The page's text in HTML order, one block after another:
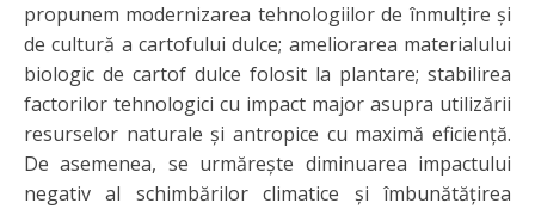
propunem modernizarea tehnologiilor de înmulțire și
de cultură a cartofului dulce; ameliorarea materialului
biologic de cartof dulce folosit la plantare; stabilirea
factorilor tehnologici cu impact major asupra utilizării
resurselor naturale și antropice cu maximă eficiență.
De asemenea, se urmărește diminuarea impactului
negativ al schimbărilor climatice și îmbunătățirea